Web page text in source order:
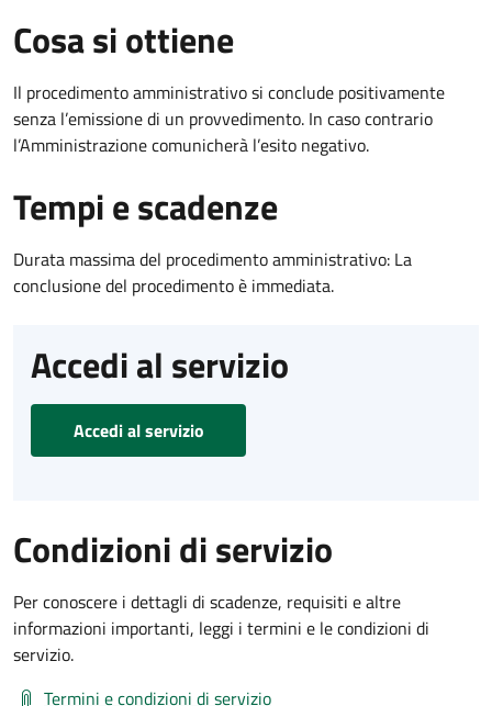
Cosa si ottiene
Il procedimento amministrativo si conclude positivamente
senza l’emissione di un provvedimento. In caso contrario
l’Amministrazione comunicherà l’esito negativo.
Tempi e scadenze
Durata massima del procedimento amministrativo: La
conclusione del procedimento è immediata.
Accedi al servizio
Accedi al servizio
Condizioni di servizio
Per conoscere i dettagli di scadenze, requisiti e altre
informazioni importanti, leggi i termini e le condizioni di
servizio.
Termini e condizioni di servizio